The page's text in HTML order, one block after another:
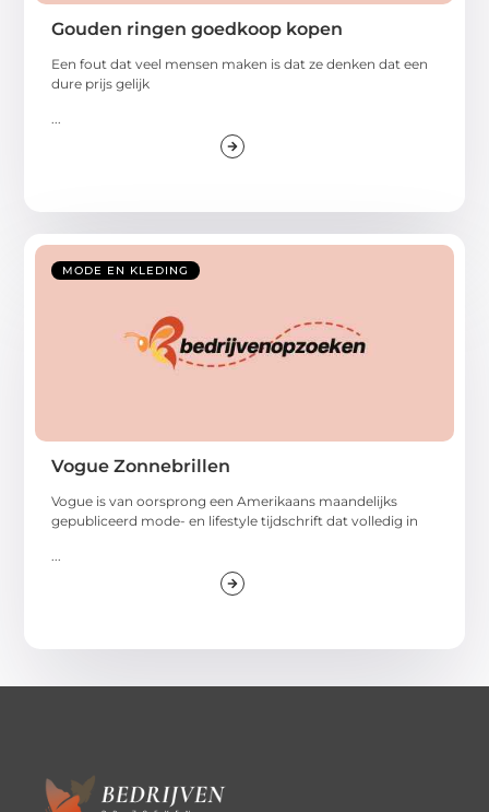
Gouden ringen goedkoop kopen
Een fout dat veel mensen maken is dat ze denken dat een
dure prijs gelijk
...
MODE EN KLEDING
Vogue Zonnebrillen
Vogue is van oorsprong een Amerikaans maandelijks
gepubliceerd mode- en lifestyle tijdschrift dat volledig in
...